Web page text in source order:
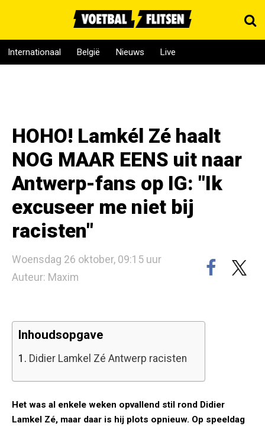
Internationaal België Nieuws Live
HOHO! Lamkél Zé haalt
NOG MAAR EENS uit naar
Antwerp-fans op IG: "Ik
excuseer me niet bij
racisten"
Woensdag 26 oktober, 09:15 uur
Auteur: Maxim
Inhoudsopgave
1. Didier Lamkel Zé Antwerp racisten
Het was al enkele weken opvallend stil rond Didier
Lamkel Zé, maar daar is hij plots opnieuw. Op speeldag